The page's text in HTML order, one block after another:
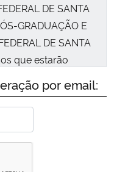
DE SANTA
GRADUAÇÃO E
DE SANTA
que estarão
de 2025, o qual
por email: